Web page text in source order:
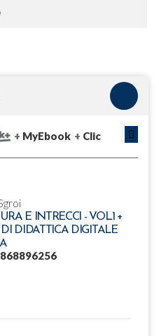
MyEbook Clic
E INTRECCI - VOL.1 +
DI DIDATTICA DIGITALE